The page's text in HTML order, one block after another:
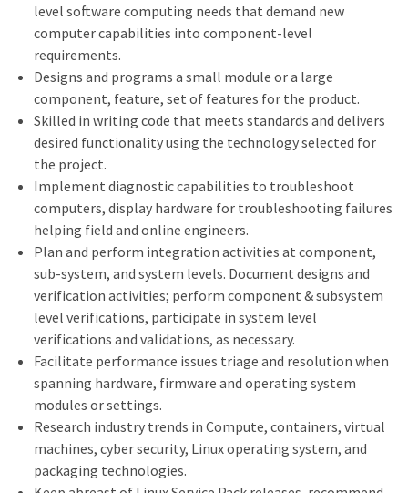
level software computing needs that demand new
computer capabilities into component-level
requirements.
Designs and programs a small module or a large
component, feature, set of features for the product.
Skilled in writing code that meets standards and delivers
desired functionality using the technology selected for
the project.
Implement diagnostic capabilities to troubleshoot
computers, display hardware for troubleshooting failures
helping field and online engineers.
Plan and perform integration activities at component,
sub-system, and system levels. Document designs and
verification activities; perform component & subsystem
level verifications, participate in system level
verifications and validations, as necessary.
Facilitate performance issues triage and resolution when
spanning hardware, firmware and operating system
modules or settings.
Research industry trends in Compute, containers, virtual
machines, cyber security, Linux operating system, and
packaging technologies.